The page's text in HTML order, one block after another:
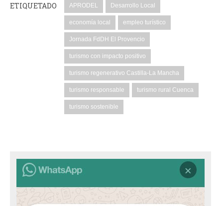
ETIQUETADO APRODEL Desarrollo Local
economía local empleo turístico
Jornada FdDH El Provencio
turismo con impacto positivo
turismo regenerativo Castilla-La Mancha
turismo responsable turismo rural Cuenca
turismo sostenible